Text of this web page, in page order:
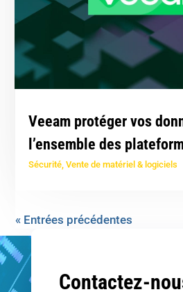
Veeam protéger vos
l’ensemble des
Sécurité ,Vente de matériel & logiciels
« Entrées précédentes
Contactez-